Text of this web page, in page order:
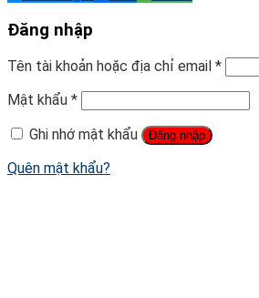
Đăng nhập
Tên tài khoản hoặc địa chỉ email *
Mật khẩu *
Ghi nhớ mật khẩu
Đăng nhập
Quên mật khẩu?